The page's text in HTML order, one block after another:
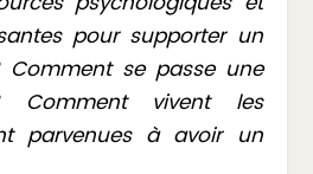
pour supporter un
se passe une
Comment vivent les
parvenues à avoir un